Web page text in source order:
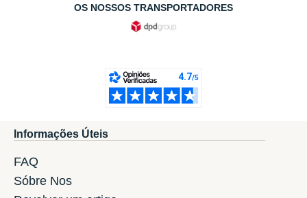
OS NOSSOS TRANSPORTADORES
Informações Úteis
FAQ
Sóbre Nos